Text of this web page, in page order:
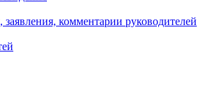
комментарии руководителей